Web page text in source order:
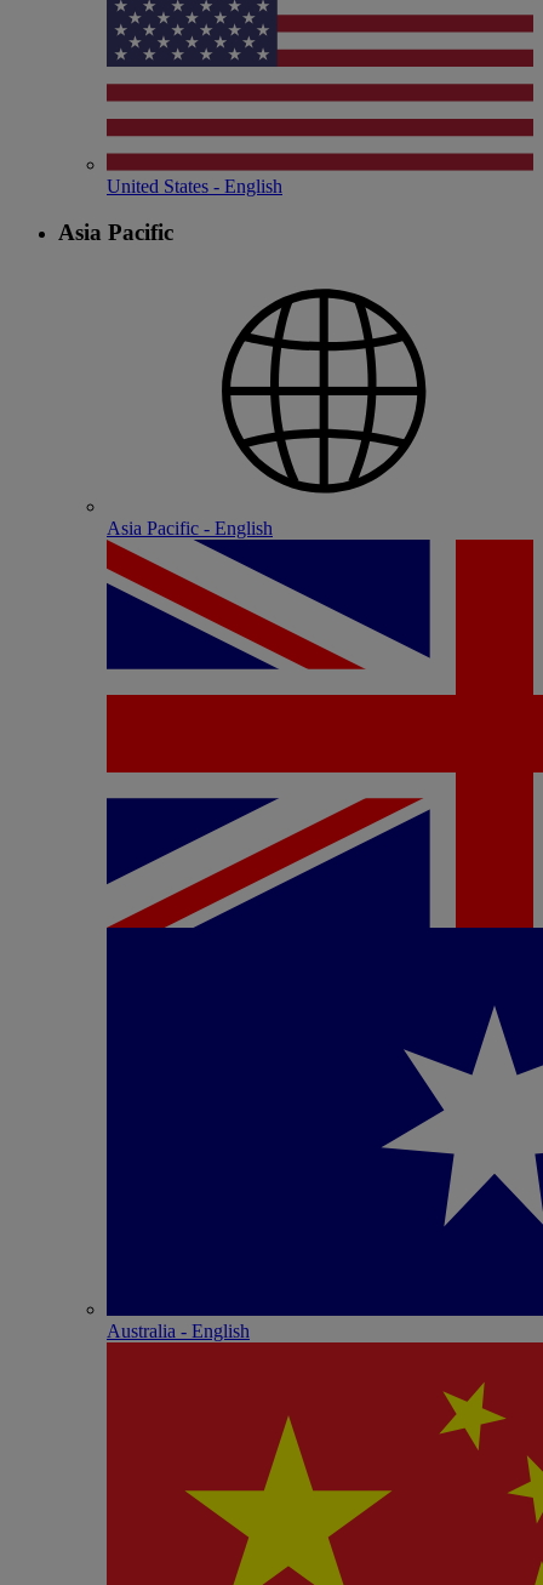
United States - English
Asia Pacific
Asia Pacific - English
Australia - English